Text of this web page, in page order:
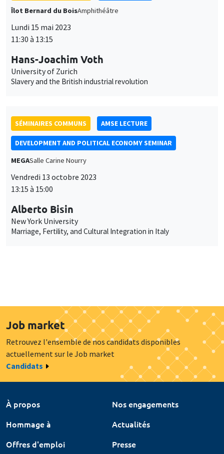
Îlot Bernard du BoisAmphithéâtre
Lundi 15 mai 2023
11:30 à 13:15
Hans-Joachim Voth
University of Zurich
Slavery and the British industrial revolution
SÉMINAIRES COMMUNS AMSE LECTURE
DEVELOPMENT AND POLITICAL ECONOMY SEMINAR
MEGASalle Carine Nourry
Vendredi 13 octobre 2023
13:15 à 15:00
Alberto Bisin
New York University
Marriage, Fertility, and Cultural Integration in Italy
Job market
Retrouvez l'ensemble de nos candidats disponibles
actuellement sur le Job market
Candidats
À propos
Nos engagements
Hommage à
Actualités
Offres d'emploi
Presse